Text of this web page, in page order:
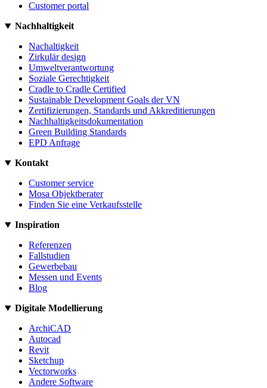
Customer portal
Nachhaltigkeit
Nachaltigkeit
Zirkulär design
Umweltverantwortung
Soziale Gerechtigkeit
Cradle to Cradle Certified
Sustainable Development Goals der VN
Zertifizierungen, Standards und Akkreditierungen
Nachhaltigkeitsdokumentation
Green Building Standards
EPD Anfrage
Kontakt
Customer service
Mosa Objektberater
Finden Sie eine Verkaufsstelle
Inspiration
Referenzen
Fallstudien
Gewerbebau
Messen und Events
Blog
Digitale Modellierung
ArchiCAD
Autocad
Revit
Sketchup
Vectorworks
Andere Software